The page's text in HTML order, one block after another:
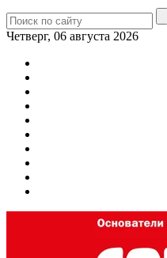
Четверг, 06 августа 2026